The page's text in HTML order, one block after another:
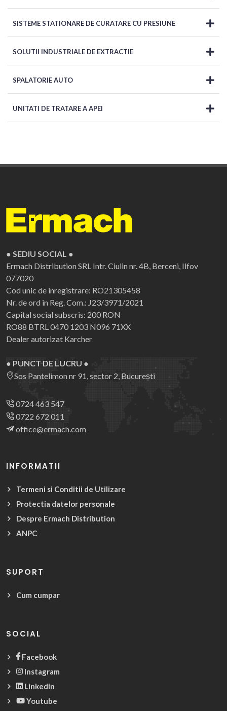
SISTEME STATIONARE DE CURATARE CU PRESIUNE
SOLUTII INDUSTRIALE DE EXTRACTIE
SPALATORIE AUTO
UNITATI DE TRATARE A APEI
● SEDIU SOCIAL ●
Ermach Distribution SRL Intr. Ciulin nr. 4B, Berceni, Ilfov
077020
Cod unic de inregistrare: RO21305458
Nr. de ord in Reg. Com.: J23/3971/2021
Capital social subscris: 200 RON
RO88 BTRL 0470 1203 N096 71XX
Dealer autorizat Karcher
● PUNCT DE LUCRU ●
Sos Pantelimon nr 91, sector 2, București
0724 463 547
0722 672 011
office@ermach.com
INFORMATII
Termeni si Conditii de Utilizare
Protectia datelor personale
Despre Ermach Distribution
ANPC
SUPORT
Cum cumpar
SOCIAL
Facebook
Instagram
Linkedin
Youtube